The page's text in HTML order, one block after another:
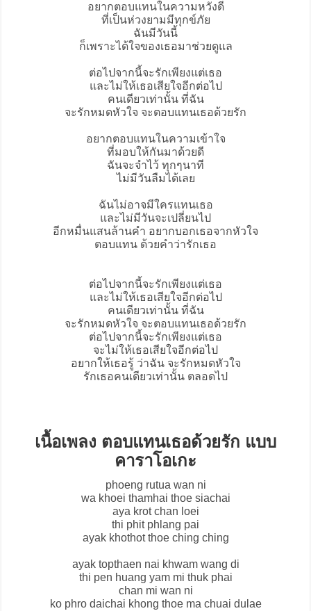
อยากตอบแทนในความหวังดี
ที่เป็นห่วงยามมีทุกข์ภัย
ฉันมีวันนี้
ก็เพราะได้ใจของเธอมาช่วยดูแล
ต่อไปจากนี้จะรักเพียงแต่เธอ
และไม่ให้เธอเสียใจอีกต่อไป
คนเดียวเท่านั้น ที่ฉัน
จะรักหมดหัวใจ จะตอบแทนเธอด้วยรัก
อยากตอบแทนในความเข้าใจ
ที่มอบให้กันมาด้วยดี
ฉันจะจำไว้ ทุกๆนาที
ไม่มีวันลืมได้เลย
ฉันไม่อาจมีใครแทนเธอ
และไม่มีวันจะเปลี่ยนไป
อีกหมื่นแสนล้านคำ อยากบอกเธอจากหัวใจ
ตอบแทน ด้วยคำว่ารักเธอ
ต่อไปจากนี้จะรักเพียงแต่เธอ
และไม่ให้เธอเสียใจอีกต่อไป
คนเดียวเท่านั้น ที่ฉัน
จะรักหมดหัวใจ จะตอบแทนเธอด้วยรัก
ต่อไปจากนี้จะรักเพียงแต่เธอ
จะไม่ให้เธอเสียใจอีกต่อไป
อยากให้เธอรู้ ว่าฉัน จะรักหมดหัวใจ
รักเธอคนเดียวเท่านั้น ตลอดไป
เนื้อเพลง ตอบแทนเธอด้วยรัก แบบ
คาราโอเกะ
phoeng rutua wan ni
wa khoei thamhai thoe siachai
aya krot chan loei
thi phit phlang pai
ayak khothot thoe ching ching
ayak topthaen nai khwam wang di
thi pen huang yam mi thuk phai
chan mi wan ni
ko phro daichai khong thoe ma chuai dulae